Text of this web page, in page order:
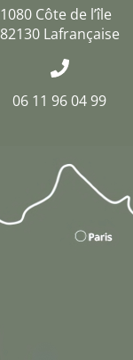
1080 Côte de l’île
82130 Lafrançaise
06 11 96 04 99